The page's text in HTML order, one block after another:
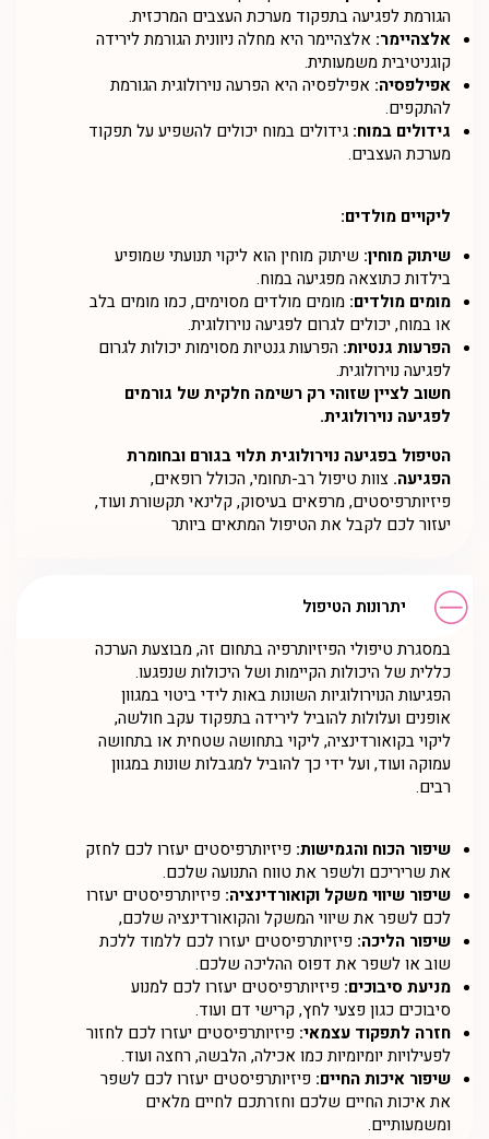
הגורמת לפגיעה בתפקוד מערכת העצבים המרכזית.
אלצהיימר: אלצהיימר היא מחלה ניוונית הגורמת לירידה
קוגניטיבית משמעותית.
אפילפסיה: אפילפסיה היא הפרעה נוירולוגית הגורמת
להתקפים.
גידולים במוח: גידולים במוח יכולים להשפיע על תפקוד
מערכת העצבים.
ליקויים מולדים:
שיתוק מוחין: שיתוק מוחין הוא ליקוי תנועתי שמופיע
בילדות כתוצאה מפגיעה במוח.
מומים מולדים: מומים מולדים מסוימים, כמו מומים בלב
או במוח, יכולים לגרום לפגיעה נוירולוגית.
הפרעות גנטיות: הפרעות גנטיות מסוימות יכולות לגרום
לפגיעה נוירולוגית.
חשוב לציין שזוהי רק רשימה חלקית של גורמים
לפגיעה נוירולוגית.
הטיפול בפגיעה נוירולוגית תלוי בגורם ובחומרת
הפגיעה. צוות טיפול רב-תחומי, הכולל רופאים,
פיזיותרפיסטים, מרפאים בעיסוק, קלינאי תקשורת ועוד,
יעזור לכם לקבל את הטיפול המתאים ביותר
יתרונות הטיפול
במסגרת טיפולי הפיזיותרפיה בתחום זה, מבוצעת הערכה
כללית של היכולות הקיימות ושל היכולות שנפגעו.
הפגיעות הנוירולוגיות השונות באות לידי ביטוי במגוון
אופנים ועלולות להוביל לירידה בתפקוד עקב חולשה,
ליקוי בקואורדינציה, ליקוי בתחושה שטחית או בתחושה
עמוקה ועוד, ועל ידי כך להוביל למגבלות שונות במגוון
רבים.
שיפור הכוח והגמישות: פיזיותרפיסטים יעזרו לכם לחזק
את שריריכם ולשפר את טווח התנועה שלכם.
שיפור שיווי משקל וקואורדינציה: פיזיותרפיסטים יעזרו
לכם לשפר את שיווי המשקל והקואורדינציה שלכם,
שיפור הליכה: פיזיותרפיסטים יעזרו לכם ללמוד ללכת
שוב או לשפר את דפוס ההליכה שלכם.
מניעת סיבוכים: פיזיותרפיסטים יעזרו לכם למנוע
סיבוכים כגון פצעי לחץ, קרישי דם ועוד.
חזרה לתפקוד עצמאי: פיזיותרפיסטים יעזרו לכם לחזור
לפעילויות יומיומיות כמו אכילה, הלבשה, רחצה ועוד.
שיפור איכות החיים: פיזיותרפיסטים יעזרו לכם לשפר
את איכות החיים שלכם וחזרתכם לחיים מלאים
ומשמעותיים.